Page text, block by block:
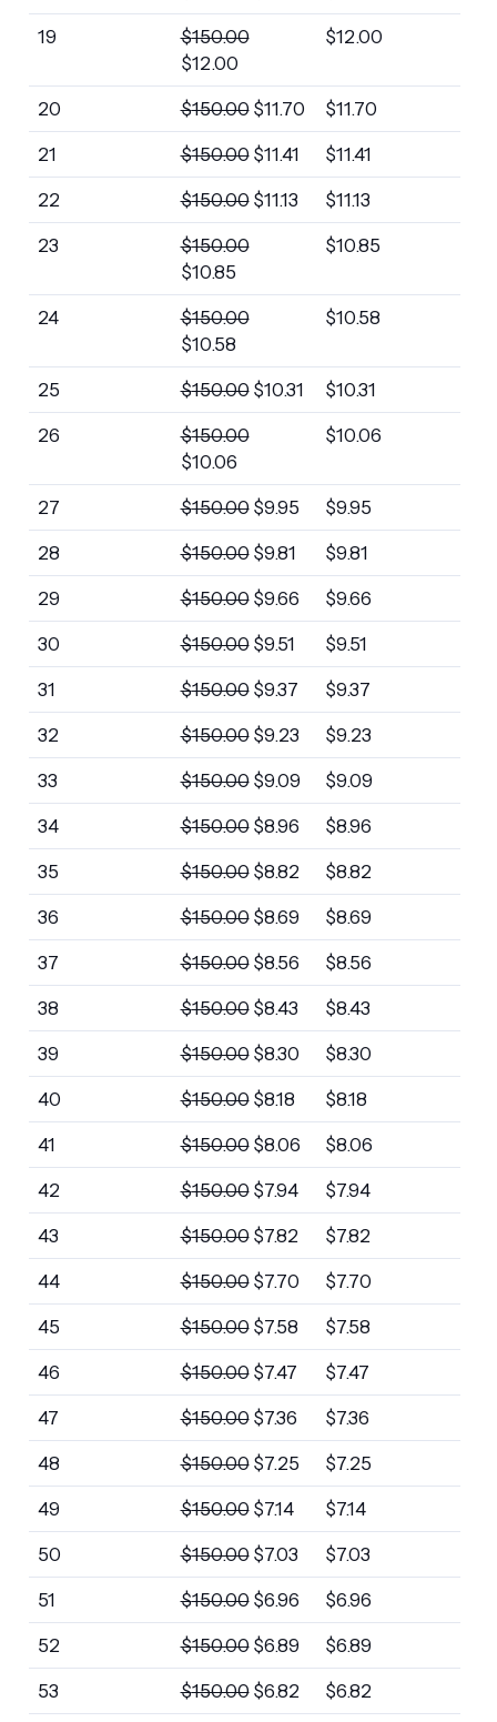
19 $150.00
$12.00
$12.00
20 $150.00 $11.70 $11.70
21 $150.00 $11.41 $11.41
22 $150.00 $11.13 $11.13
23 $150.00
$10.85
$10.85
24 $150.00
$10.58
$10.58
25 $150.00 $10.31 $10.31
26 $150.00
$10.06
$10.06
27 $150.00 $9.95 $9.95
28 $150.00 $9.81 $9.81
29 $150.00 $9.66 $9.66
30 $150.00 $9.51 $9.51
31 $150.00 $9.37 $9.37
32 $150.00 $9.23 $9.23
33 $150.00 $9.09 $9.09
34 $150.00 $8.96 $8.96
35 $150.00 $8.82 $8.82
36 $150.00 $8.69 $8.69
37 $150.00 $8.56 $8.56
38 $150.00 $8.43 $8.43
39 $150.00 $8.30 $8.30
40 $150.00 $8.18 $8.18
41 $150.00 $8.06 $8.06
42 $150.00 $7.94 $7.94
43 $150.00 $7.82 $7.82
44 $150.00 $7.70 $7.70
45 $150.00 $7.58 $7.58
46 $150.00 $7.47 $7.47
47 $150.00 $7.36 $7.36
48 $150.00 $7.25 $7.25
49 $150.00 $7.14 $7.14
50 $150.00 $7.03 $7.03
51 $150.00 $6.96 $6.96
52 $150.00 $6.89 $6.89
53 $150.00 $6.82 $6.82